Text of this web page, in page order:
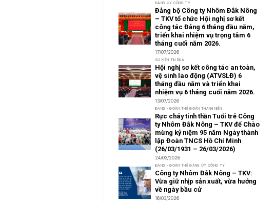
ĐẢNG ỦY CÔNG TY
Đảng bộ Công ty Nhôm Đắk Nông
– TKV tổ chức Hội nghị sơ kết
công tác Đảng 6 tháng đầu năm,
triển khai nhiệm vụ trọng tâm 6
tháng cuối năm 2026.
17/07/2026
SỰ KIỆN TIN DNA
Hội nghị sơ kết công tác an toàn,
vệ sinh lao động (ATVSLĐ) 6
tháng đầu năm và triển khai
nhiệm vụ 6 tháng cuối năm 2026.
13/07/2026
ĐẢNG - ĐOÀN THỂ ĐOÀN THANH NIÊN
Rực cháy tinh thần Tuổi trẻ Công
ty Nhôm Đắk Nông – TKV để Chào
mừng kỷ niệm 95 năm Ngày thành
lập Đoàn TNCS Hồ Chí Minh
(26/03/1931 – 26/03/2026)
24/03/2026
ĐẢNG - ĐOÀN THỂ ĐẢNG ỦY CÔNG TY
Công ty Nhôm Đắk Nông – TKV:
Vừa giữ nhịp sản xuất, vừa hướng
về ngày bầu cử
16/03/2026